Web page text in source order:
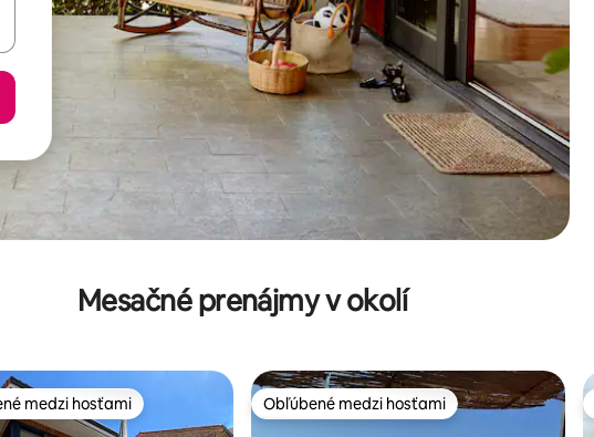
Mesačné prenájmy v okolí
medzi hosťami
medzi hosťami Obľúbené medzi hosťami
Obľúbené medzi hosťami